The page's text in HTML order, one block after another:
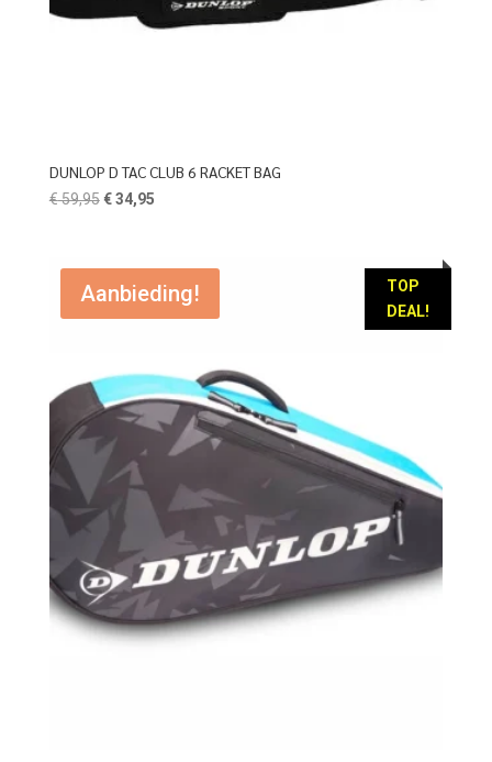
DUNLOP D TAC CLUB 6 RACKET BAG
€59,95 Oorspronkelijke
€ 59,95.
€34,95Huidige
€ 34,95.
TOP
DEAL!
Aanbieding!